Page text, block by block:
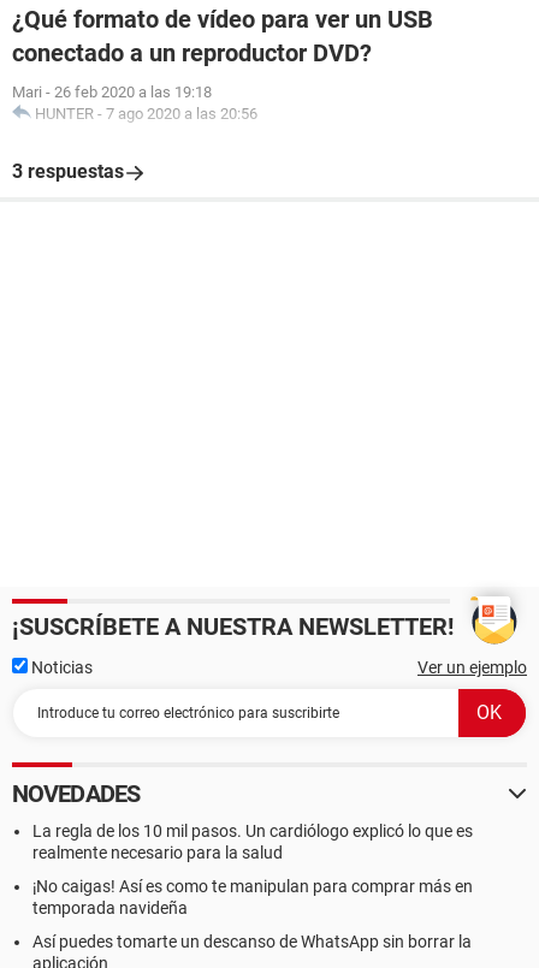
¿Qué formato de vídeo para ver un USB
conectado a un reproductor DVD?
Mari - 26 feb 2020 a las 19:18
HUNTER - 7 ago 2020 a las 20:56
3 respuestas
¡SUSCRÍBETE A NUESTRA NEWSLETTER!
Noticias Ver un ejemplo
NOVEDADES
La regla de los 10 mil pasos. Un cardiólogo explicó lo que es
realmente necesario para la salud
¡No caigas! Así es como te manipulan para comprar más en
temporada navideña
Así puedes tomarte un descanso de WhatsApp sin borrar la
aplicación